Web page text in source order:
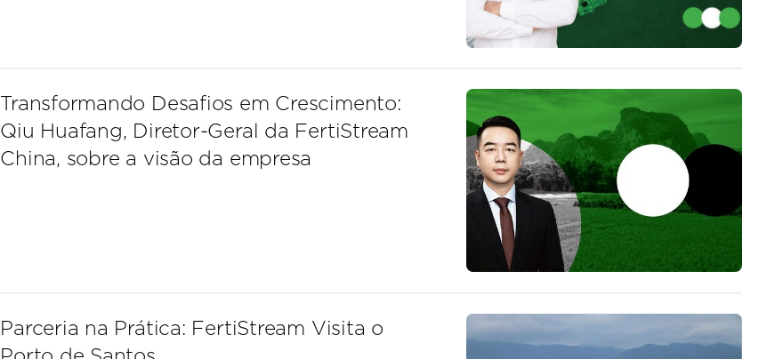
Transformando Desafios em Crescimento:
Qiu Huafang, Diretor-Geral da FertiStream
China, sobre a visão da empresa
Parceria na Prática: FertiStream Visita o